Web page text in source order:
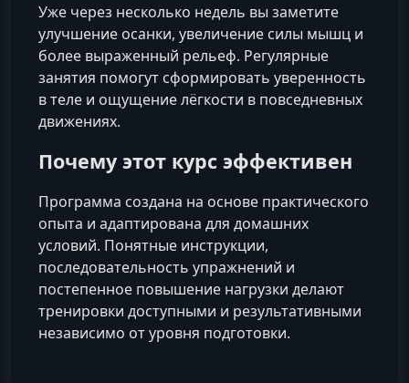
Уже через несколько недель вы заметите
улучшение осанки, увеличение силы мышц и
более выраженный рельеф. Регулярные
занятия помогут сформировать уверенность
в теле и ощущение лёгкости в повседневных
движениях.
Почему этот курс эффективен
Программа создана на основе практического
опыта и адаптирована для домашних
условий. Понятные инструкции,
последовательность упражнений и
постепенное повышение нагрузки делают
тренировки доступными и результативными
независимо от уровня подготовки.